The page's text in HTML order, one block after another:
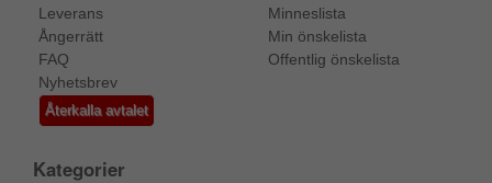
Leverans
Ångerrätt
FAQ
Nyhetsbrev
Återkalla avtalet
Minneslista
Min önskelista
Offentlig önskelista
Kategorier